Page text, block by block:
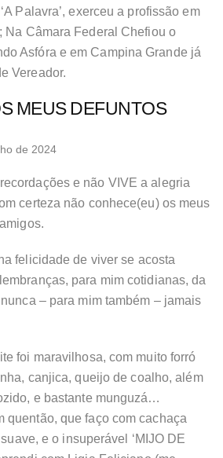
Palavra’, exerceu a profissão em
Na Câmara Federal Chefiou o
Asfóra e em Campina Grande já
Vereador.
MEUS DEFUNTOS
de 2024
e não VIVE a alegria
certeza não conhece(eu) os meus
felicidade de viver se acosta
para mim cotidianas, da
– para mim também – jamais
foi maravilhosa, com muito forró
canjica, queijo de coalho, além
e bastante munguzá…
quentão, que faço com cachaça
e o insuperável ‘MIJO DE